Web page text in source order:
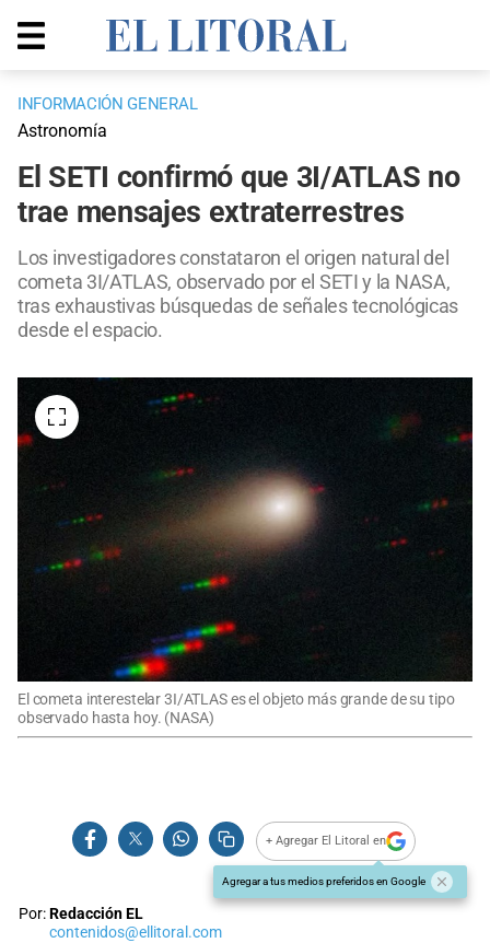
INFORMACIÓN GENERAL
Astronomía
El SETI confirmó que 3I/ATLAS no
trae mensajes extraterrestres
Los investigadores constataron el origen natural del
cometa 3I/ATLAS, observado por el SETI y la NASA,
tras exhaustivas búsquedas de señales tecnológicas
desde el espacio.
El cometa interestelar 3I/ATLAS es el objeto más grande de su tipo
observado hasta hoy. (NASA)
+ Agregar El Litoral en
Agregar a tus medios preferidos en Google
Por:Redacción EL
contenidos@ellitoral.com